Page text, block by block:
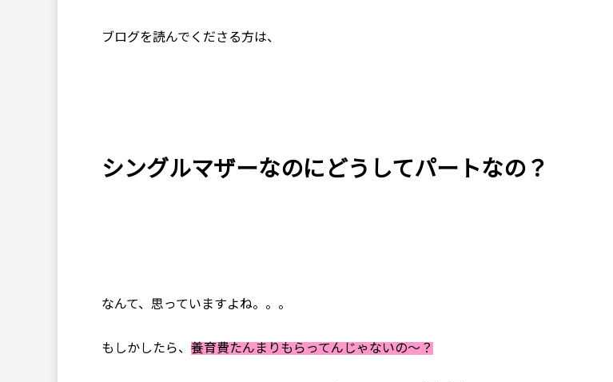
ブログを読んでくださる方は、
シングルマザーなのにどうしてパートなの？
なんて、思っていますよね。。。
もしかしたら、 養育費たんまりもらってんじゃないの～？